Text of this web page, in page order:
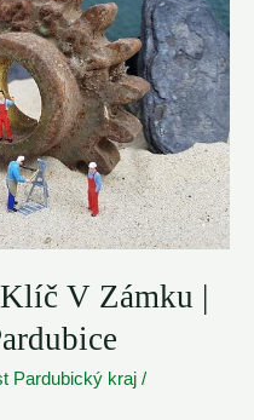
V Zámku |
Pardubický kraj /